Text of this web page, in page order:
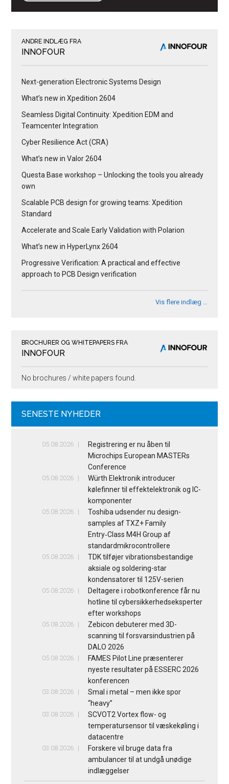
ANDRE INDLÆG FRA
INNOFOUR
Next-generation Electronic Systems Design
What’s new in Xpedition 2604
Seamless Digital Continuity: Xpedition EDM and
Teamcenter Integration
Cyber Resilience Act (CRA)
What’s new in Valor 2604
Questa Base workshop – Unlocking the tools you already
own
Scalable PCB design for growing teams: Xpedition
Standard
Accelerate and Scale Early Validation with Polarion
What’s new in HyperLynx 2604
Progressive Verification: A practical and effective
approach to PCB Design verification
Vis flere indlæg …
BROCHURER OG WHITEPAPERS FRA
INNOFOUR
No brochures / white papers found.
SENESTE NYHEDER
05.08.2026
Registrering er nu åben til
Microchips European MASTERs
Conference
05.08.2026
Würth Elektronik introducer
kølefinner til effektelektronik og IC-
komponenter
05.08.2026
Toshiba udsender nu design-
samples af TXZ+ Family
Entry‑Class M4H Group af
standardmikrocontrollere
05.08.2026
TDK tilføjer vibrationsbestandige
aksiale og soldering-star
kondensatorer til 125V-serien
05.08.2026
Deltagere i robotkonference får nu
hotline til cybersikkerhedseksperter
efter workshops
05.08.2026
Zebicon debuterer med 3D-
scanning til forsvarsindustrien på
DALO 2026
05.08.2026
FAMES Pilot Line præsenterer
nyeste resultater på ESSERC 2026
konferencen
03.08.2026
Smal i metal – men ikke spor
“heavy”
03.08.2026
SCVOT2 Vortex flow- og
temperatursensor til væskekøling i
datacentre
03.08.2026
Forskere vil bruge data fra
ambulancer til at undgå unødige
indlæggelser